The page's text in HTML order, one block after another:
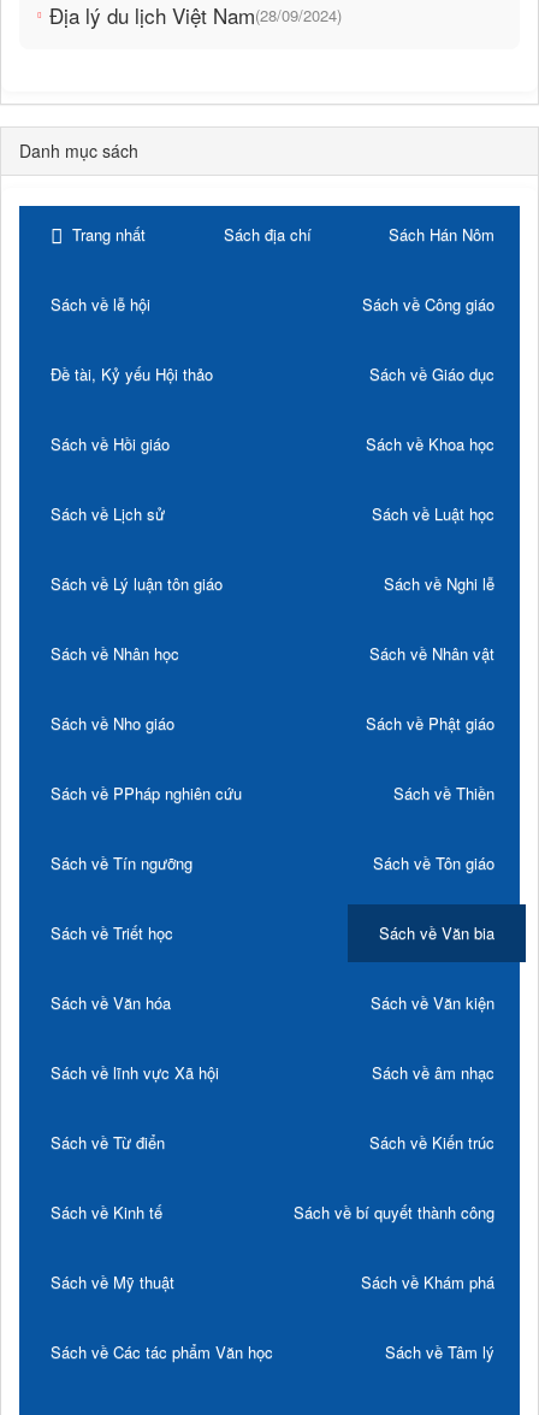
Địa lý du lịch Việt Nam(28/09/2024)
Danh mục sách
Trang nhất Sách địa chí Sách Hán Nôm
Sách về lễ hội Sách về Công giáo
Đề tài, Kỷ yếu Hội thảo Sách về Giáo dục
Sách về Hồi giáo Sách về Khoa học
Sách về Lịch sử Sách về Luật học
Sách về Lý luận tôn giáo Sách về Nghi lễ
Sách về Nhân học Sách về Nhân vật
Sách về Nho giáo Sách về Phật giáo
Sách về PPháp nghiên cứu Sách về Thiền
Sách về Tín ngưỡng Sách về Tôn giáo
Sách về Triết học Sách về Văn bia
Sách về Văn hóa Sách về Văn kiện
Sách về lĩnh vực Xã hội Sách về âm nhạc
Sách về Từ điển Sách về Kiến trúc
Sách về Kinh tế Sách về bí quyết thành công
Sách về Mỹ thuật Sách về Khám phá
Sách về Các tác phẩm Văn học Sách về Tâm lý